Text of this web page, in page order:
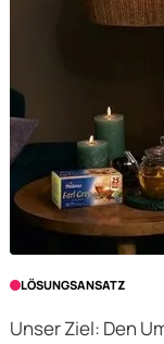
LÖSUNGSANSATZ
Unser Ziel: Den